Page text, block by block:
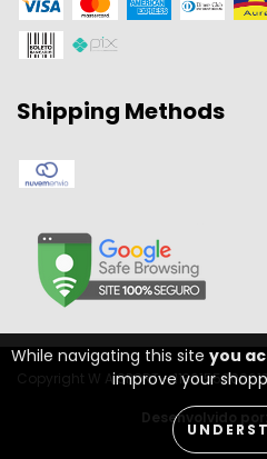
While navigating this site you
improve your
Shipping Methods
Copyright W A SPORT -
Desenvolvido por: